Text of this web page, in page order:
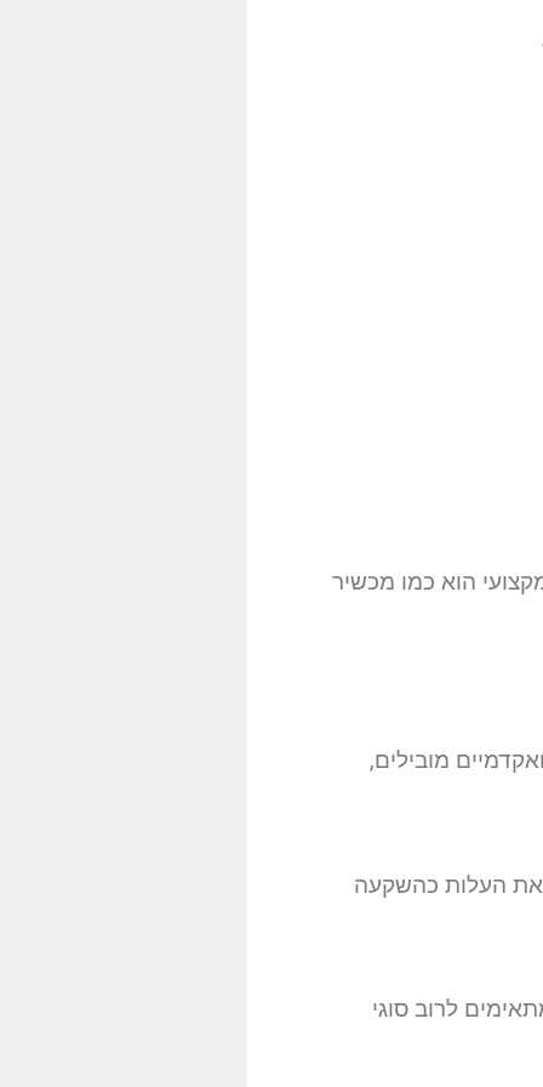
הוא כמו מכשיר
מובילים,
העלות כהשקעה
לרוב סוגי